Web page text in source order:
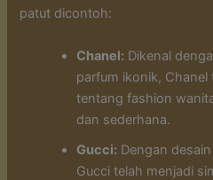
patut dicontoh:
Chanel: Dikenal
parfum ikonik,
tentang fashion
dan sederhana.
Gucci: Dengan
Gucci telah menjadi